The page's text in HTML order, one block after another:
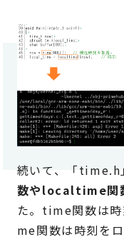
続いて、「time.h
数やlocaltime関
た。time関数は
me関数は時刻を